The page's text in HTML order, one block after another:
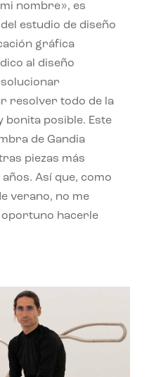
nombre», es
estudio de diseño
gráfica
al diseño
resolver todo de la
bonita posible. Este
de Gandia
piezas más
Así que, como
verano, no me
hacerle